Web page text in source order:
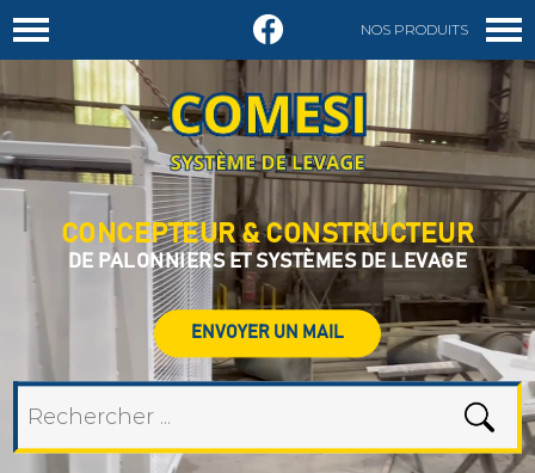
NOS PRODUITS
DEMANDER UN DEVIS
CONCEPTEUR & CONSTRUCTEUR
DE PALONNIERS ET SYSTÈMES DE LEVAGE
ENVOYER UN MAIL